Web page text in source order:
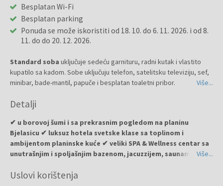
Besplatan Wi-Fi
Besplatan parking
Ponuda se može iskoristiti od 18. 10. do 6. 11. 2026. i od 8.
11. do do 20. 12. 2026.
Standard soba uključuje sedeću garnituru, radni kutak i vlastito
kupatilo sa kadom. Sobe uključuju telefon, satelitsku televiziju, sef,
minibar, bade-mantil, papuče i besplatan toaletni pribor.
Više...
Detalji
✔ u borovoj šumi i sa prekrasnim pogledom na planinu
Bjelasicu ✔ luksuz hotela svetske klase sa toplinom i
ambijentom planinske kuće ✔ veliki SPA & Wellness centar sa
unutrašnjim i spoljašnjim bazenom, jacuzzijem, saunama,
parove, ljubitelje opuštanja, avanturiste i ljubitelje prirode
Više...
Uslovi korištenja